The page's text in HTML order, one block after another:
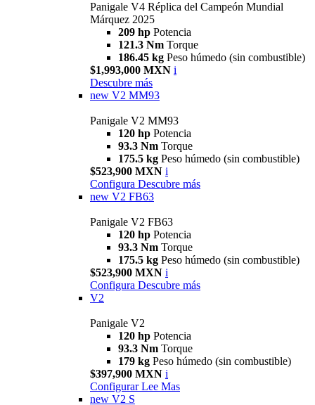
Panigale V4 Réplica del Campeón Mundial
Márquez 2025
209 hp Potencia
121.3 Nm Torque
186.45 kg Peso húmedo (sin combustible)
$1,993,000 MXN i
Descubre más
new V2 MM93
Panigale V2 MM93
120 hp Potencia
93.3 Nm Torque
175.5 kg Peso húmedo (sin combustible)
$523,900 MXN i
Configura Descubre más
new V2 FB63
Panigale V2 FB63
120 hp Potencia
93.3 Nm Torque
175.5 kg Peso húmedo (sin combustible)
$523,900 MXN i
Configura Descubre más
V2
Panigale V2
120 hp Potencia
93.3 Nm Torque
179 kg Peso húmedo (sin combustible)
$397,900 MXN i
Configurar Lee Mas
new V2 S